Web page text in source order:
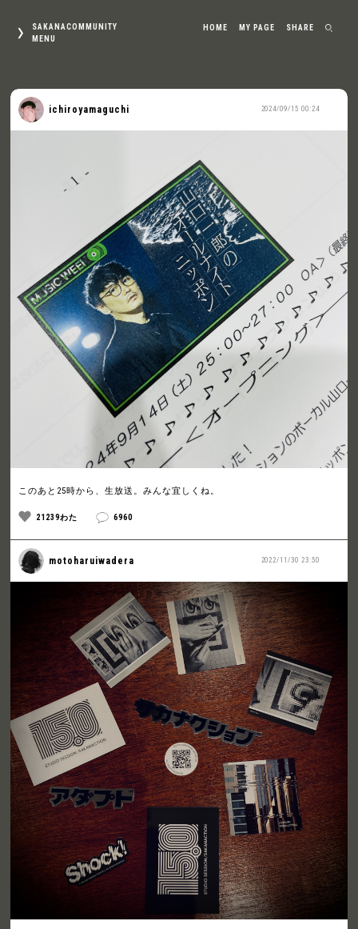
SAKANACOMMUNITY
MENU
HOME MY PAGE SHARE
2024/09/15 00:24
ichiroyamaguchi
このあと25時から、生放送。みんな宜しくね。
21239わた 6960
2022/11/30 23:50
motoharuiwadera